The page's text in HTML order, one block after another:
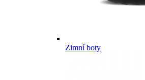
Zimní boty